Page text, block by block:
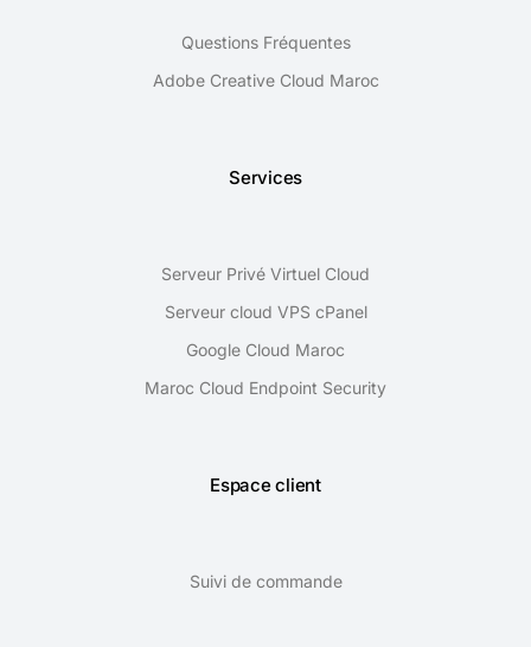
Questions Fréquentes
Adobe Creative Cloud Maroc
Services
Serveur Privé Virtuel Cloud
Serveur cloud VPS cPanel
Google Cloud Maroc
Maroc Cloud Endpoint Security
Espace client
Suivi de commande